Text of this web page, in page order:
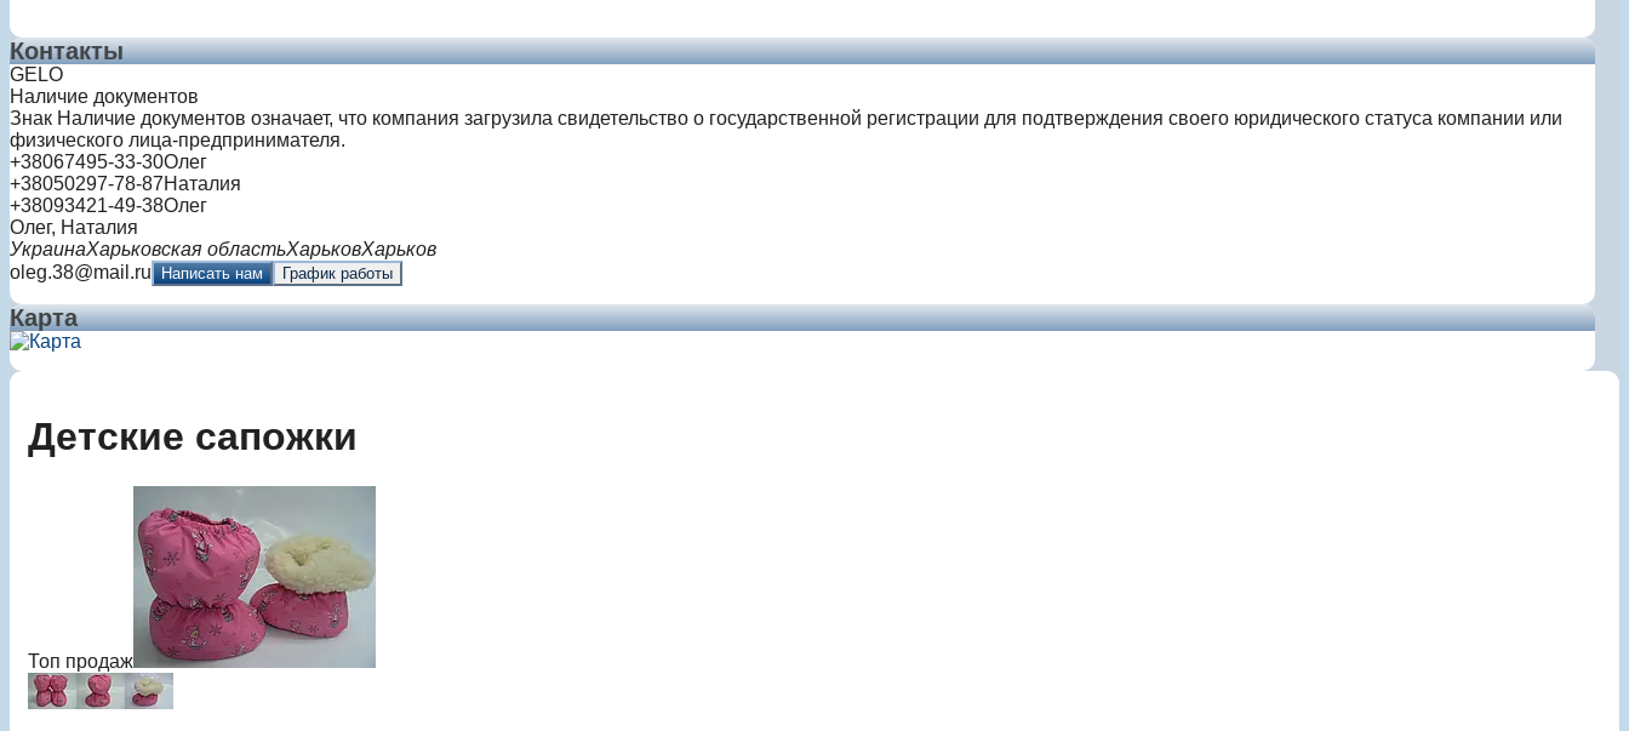
Контакты
GELO
Наличие документов
Знак Наличие документов означает, что компания загрузила свидетельство о государственной регистрации для подтверждения своего юридического статуса компании или
физического лица-предпринимателя.
+38067495-33-30Олег
+38050297-78-87Наталия
+38093421-49-38Олег
Олег, Наталия
УкраинаХарьковская областьХарьковХарьков
oleg.38@mail.ru Написать нам График работы
Карта
Детские сапожки
Топ продаж